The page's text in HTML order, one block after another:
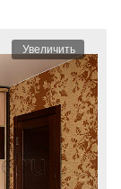
Увеличить